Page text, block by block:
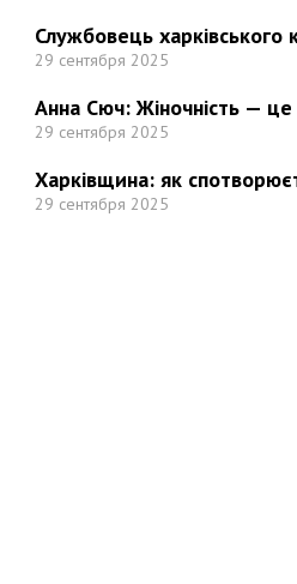
Службовець
29 сентября 2025
Анна Сюч: Жіночність —
29 сентября 2025
Харківщина: як
29 сентября 2025